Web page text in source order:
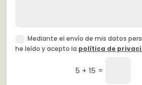
Mediante el envío de mis datos
he leído y acepto la política de
5 + 15 =